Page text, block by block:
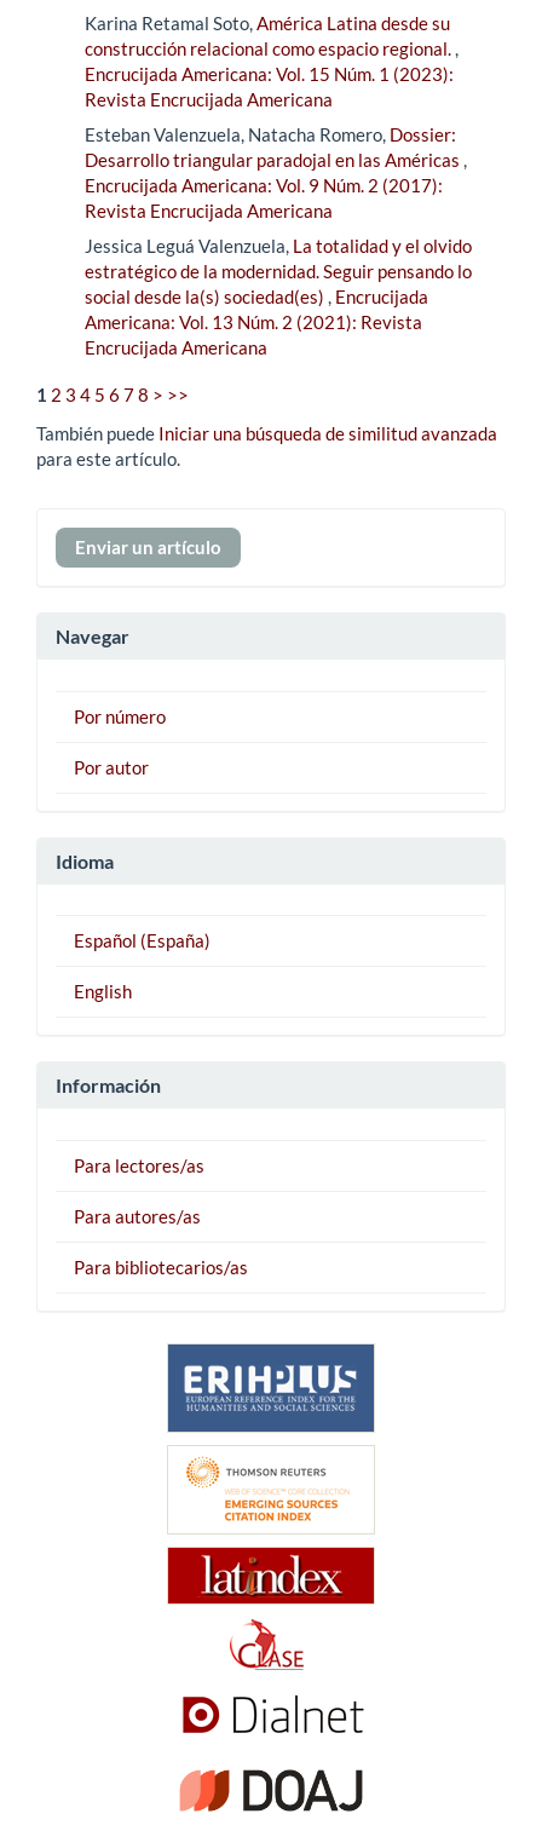
Karina Retamal Soto,América Latina desde su
construcción relacional como espacio regional.,
Encrucijada Americana: Vol. 15 Núm. 1 (2023):
Revista Encrucijada Americana
Esteban Valenzuela, Natacha Romero, Dossier:
Desarrollo triangular paradojal en las Américas ,
Encrucijada Americana: Vol. 9 Núm. 2 (2017):
Revista Encrucijada Americana
Jessica Leguá Valenzuela, La totalidad y el olvido
estratégico de la modernidad. Seguir pensando lo
social desde la(s) sociedad(es) , Encrucijada
Americana: Vol. 13 Núm. 2 (2021): Revista
Encrucijada Americana
1 2 3 4 5 6 78 > >>
También puede Iniciar una búsqueda de similitud avanzada
para este artículo.
Enviar
un
Enviar un artículo
Navegar
Por número
Por autor
Idioma
Español (España)
English
Información
Para lectores/as
Para autores/as
Para bibliotecarios/as